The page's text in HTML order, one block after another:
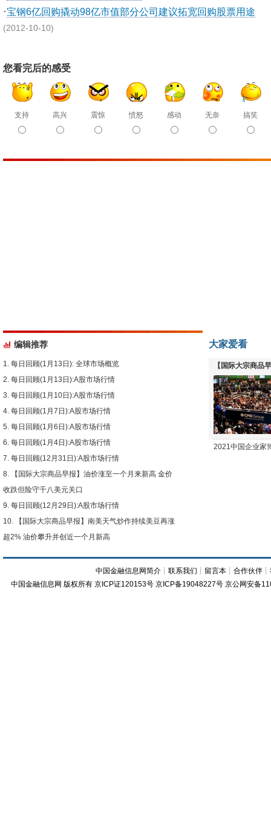
·宝钢6亿回购撬动98亿市值部分公司建议拓宽回购股票用途
(2012-10-10)
您看完后的感受
支持 高兴 震惊 愤怒 感动 无奈 搞笑
编辑推荐
每日回顾(1月13日): 全球市场概览
每日回顾(1月13日):A股市场行情
每日回顾(1月10日):A股市场行情
每日回顾(1月7日):A股市场行情
每日回顾(1月6日):A股市场行情
每日回顾(1月4日):A股市场行情
每日回顾(12月31日):A股市场行情
【国际大宗商品早报】油价涨至一个月来新高 金价
收跌但险守千八美元关口
每日回顾(12月29日):A股市场行情
【国际大宗商品早报】南美天气炒作持续美豆再涨
超2% 油价攀升并创近一个月新高
大家爱看
【国际大宗商品
下跌
2021中国企业家
中国金融信息网简介 ┊联系我们 ┊ 留言本 ┊合作伙伴 ┊
中国金融信息网 版权所有 京ICP证120153号 京ICP备19048227号 京公网安备